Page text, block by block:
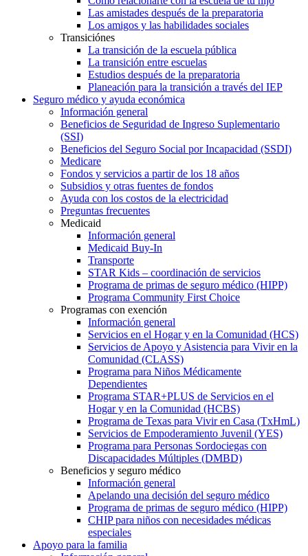
Las amistades después de la preparatoria
Los amigos y las habilidades sociales
Transiciónes
La transición de la escuela pública
La transición entre escuelas
Estudios después de la preparatoria
Planeación para la transición a través del IEP
Seguro médico y ayuda económica
Información general
Beneficios de Seguridad de Ingreso Suplementario
(SSI)
Beneficios del Seguro Social por Incapacidad (SSDI)
Medicare
Fondos y servicios a partir de los 18 años
Subsidios y otras fuentes de fondos
Ayuda con los costos de la electricidad
Preguntas frecuentes
Medicaid
Información general
Medicaid Buy-In
Transporte
STAR Kids – coordinación de servicios
Programa de primas de seguro médico (HIPP)
Programa Community First Choice
Programas con exención
Información general
Servicios en el Hogar y en la Comunidad (HCS)
Servicios de Apoyo y Asistencia para Vivir en la
Comunidad (CLASS)
Programa para Niños Médicamente
Dependientes
Programa STAR+PLUS de Servicios en el
Hogar y en la Comunidad (HCBS)
Programa de Texas para Vivir en Casa (TxHmL)
Servicios de Empoderamiento Juvenil (YES)
Programa para Personas Sordociegas con
Discapacidades Múltiples (DMBD)
Beneficios y seguro médico
Información general
Apelando una decisión del seguro médico
Programa de primas de seguro médico (HIPP)
CHIP para niños con necesidades médicas
especiales
Apoyo para la familia